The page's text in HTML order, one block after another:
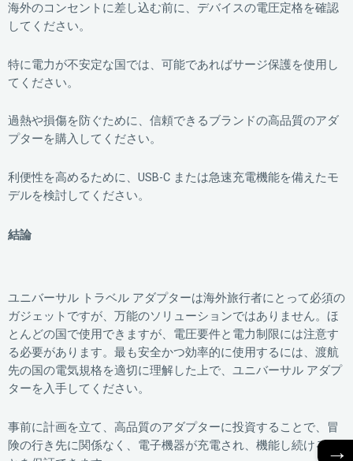
海外のコンセントに差し込む前に、デバイスの電圧定格を確認
してください。
特に電力が不安定な国では、可能であればサージ保護を使用し
てください。
過熱や損傷を防ぐために、信頼できるブランドの高品質のアダ
プターを購入してください。
利便性を高めるために、USB-C または急速充電機能を備えたモ
デルを検討してください。
結論
ユニバーサル トラベル アダプターは海外旅行者にとって必須の
ガジェットですが、万能のソリューションではありません。ほ
とんどの国で使用できますが、電圧要件と電力制限には注意す
る必要があります。最も安全かつ効率的に使用するには、渡航
先の国の電気規格を適切に理解した上で、ユニバーサル アダプ
ターを入手してください。
事前に計画を立て、高品質のアダプターに投資することで、冒
険の行き先に関係なく、電子機器が充電され、機能し続けるこ→